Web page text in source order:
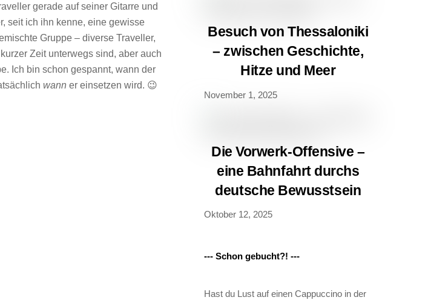
gerade auf seiner Gitarre und
seit ich ihn kenne, eine gewisse
Gruppe – diverse Traveller,
Zeit unterwegs sind, aber auch
Ich bin schon gespannt, wann der
wann er einsetzen wird. 😉
Besuch von Thessaloniki
– zwischen Geschichte,
Hitze und Meer
November 1, 2025
Die Vorwerk-Offensive –
eine Bahnfahrt durchs
deutsche Bewusstsein
Oktober 12, 2025
--- Schon gebucht?! ---
Hast du Lust auf einen Cappuccino in der